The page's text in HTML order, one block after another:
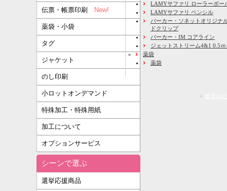
伝票・帳票印刷 New!
薬袋・小袋
タグ
ジャケット
のし印刷
小ロットオンデマンド
特殊加工・特殊用紙
加工について
オプションサービス
シーンで選ぶ
選挙応援商品
LAMYサファリ ローラーボー
LAMYサファリ ペンシル
パーカー・ソネットオリジナ
ドクリップ
パーカー・IM コアライン
ジェットストリーム4&1 0.5ｍ
薬袋
薬袋